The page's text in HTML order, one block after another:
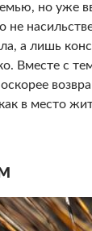
но уже
не
а лишь
Вместе с
в место